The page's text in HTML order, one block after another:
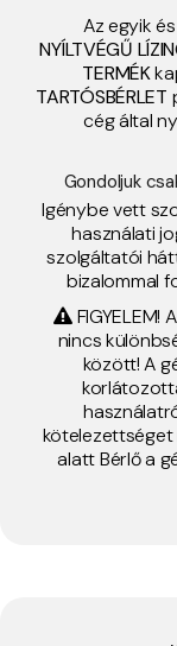
Az egyik
NYÍLTVÉGŰ
TERMÉK
TARTÓSBÉRLET
cég által
Gondoljuk
Igénybe vett
használati
szolgáltatói
bizalommal
FIGYELEM!
nincs
között! A
kötelezettséget
alatt Bérlő a